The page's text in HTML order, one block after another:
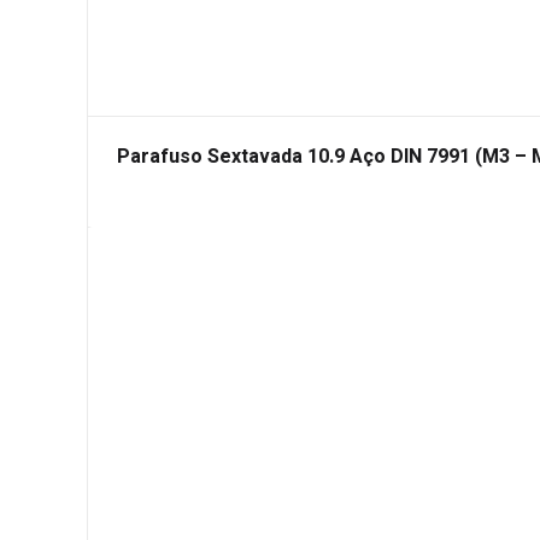
Parafuso Sextavada 10.9 Aço DIN 7991 (M3 –